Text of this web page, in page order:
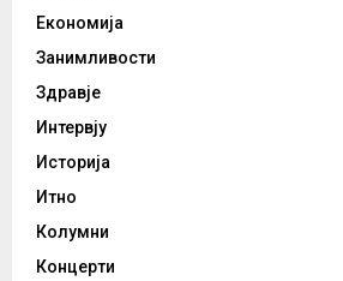
Економија
Занимливости
Здравје
Интервју
Историја
Итно
Колумни
Концерти